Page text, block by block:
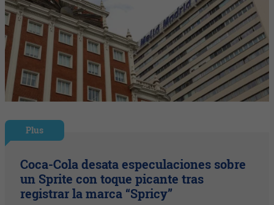
Plus
Coca-Cola desata especulaciones sobre
un Sprite con toque picante tras
registrar la marca “Spricy”